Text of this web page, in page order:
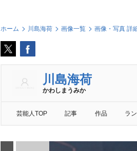
ホーム 川島海荷 画像一覧 画像・写真 詳
川島海荷
かわしまうみか
芸能人TOP 記事 作品 ラ